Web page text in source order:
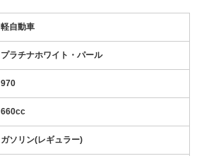
軽自動車
プラチナホワイト・パール
970
660cc
ガソリン(レギュラー)